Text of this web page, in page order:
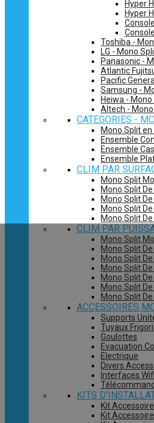
Hyper
Hyper
Toshiba -
LG - Mono
Panasonic -
Atlantic
Pacific
Samsung -
Heiwa -
Altech -
CATEGORIES -
Mono Split en
Ensemble
Ensemble
Ensemble
CLIM PAR
Mono Split
Mono Split
Mono Split
Mono Split
Mono Split
CLIM PAR
Mono Split
Mono Split
Mono Split
Mono Split
Mono Split
Mono Split
Mono Split
ACCESSOIRES
Supports
Tuyaux
Goulottes
Evacuation
Electrique
Divers
Interfaces Wifi
KITS
Kit
Kit